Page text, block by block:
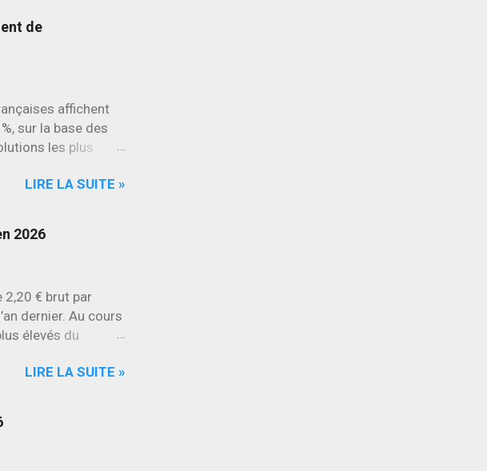
de
affichent
sur la base des
les plus
et Renault
LIRE LA SUITE »
2026
2,20 € brut par
dernier. Au cours
élevés du
LIRE LA SUITE »